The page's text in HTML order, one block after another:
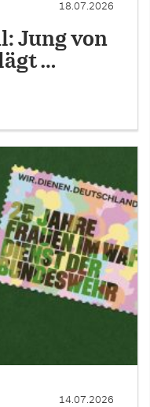
18.07.2026
Jung von
…
14.07.2026